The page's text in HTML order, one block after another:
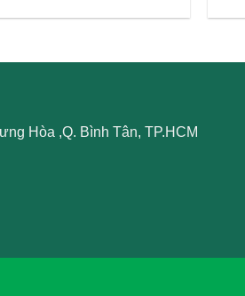
Hòa ,Q. Bình Tân, TP.HCM